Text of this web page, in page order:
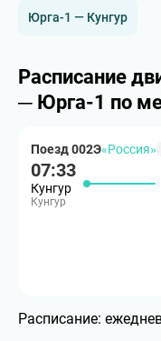
Юрга-1 — Кунгур
Расписание
─ Юрга-1 по
Поезд 002Э«Россия»
07:33
Кунгур
Кунгур
Расписание: